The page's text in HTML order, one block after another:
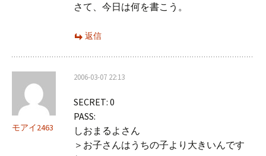
さて、今日は何を書こう。
返信
モアイ2463
2006-03-07 22:13
SECRET: 0
PASS:
しおまるよさん
＞お子さんはうちの子より大きいんです